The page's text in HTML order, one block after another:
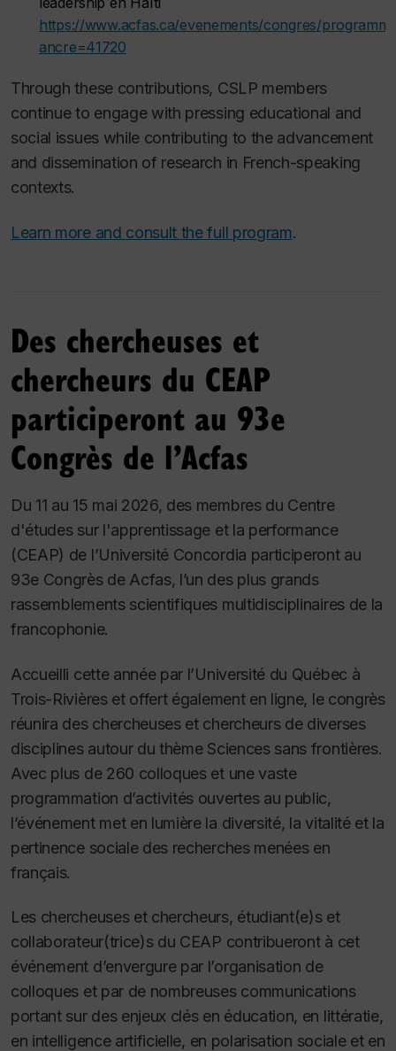
https://www.acfas.ca/evenements/congres/
ancre=41720
Through these contributions, CSLP members
continue to engage with pressing educational and
social issues while contributing to the advancement
and dissemination of research in French-speaking
contexts.
Learn more and consult the full program.
Des chercheuses et
chercheurs du CEAP
participeront au 93e
Congrès de l’Acfas
Du 11 au 15 mai 2026, des membres du Centre
d'études sur l'apprentissage et la performance
(CEAP) de l’Université Concordia participeront au
93e Congrès de Acfas, l’un des plus grands
rassemblements scientifiques multidisciplinaires de la
francophonie.
Accueilli cette année par l’Université du Québec à
Trois-Rivières et offert également en ligne, le congrès
réunira des chercheuses et chercheurs de diverses
disciplines autour du thème Sciences sans frontières.
Avec plus de 260 colloques et une vaste
programmation d’activités ouvertes au public,
l’événement met en lumière la diversité, la vitalité et la
pertinence sociale des recherches menées en
français.
Les chercheuses et chercheurs, étudiant(e)s et
collaborateur(trice)s du CEAP contribueront à cet
événement d’envergure par l’organisation de
colloques et par de nombreuses communications
portant sur des enjeux clés en éducation, en littératie,
en intelligence artificielle, en polarisation sociale et en